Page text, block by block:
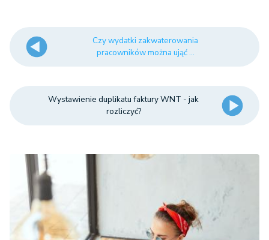
Czy wydatki zakwaterowania
pracowników można ująć ...
Wystawienie duplikatu faktury WNT - jak
rozliczyć?